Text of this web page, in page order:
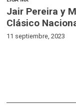
Jair Pereira y
Clásico
11 septiembre, 2023